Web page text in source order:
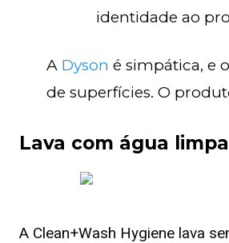
identidade ao
A Dyson é simpática, e
de superfícies. O
Lava com água
A Clean+Wash Hygiene lava